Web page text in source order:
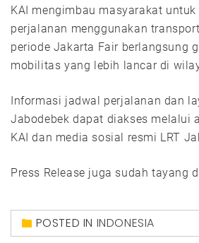
KAI mengimbau masyarakat untuk
perjalanan menggunakan
periode Jakarta Fair berlangsung
mobilitas yang lebih lancar di
Informasi jadwal perjalanan dan
Jabodebek dapat diakses melalui
KAI dan media sosial resmi LRT
Press Release juga sudah tayang
POSTED IN INDONESIA